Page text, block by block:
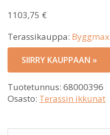
1103,75 €
Terassikauppa: Byggmax
SIIRRY KAUPPAAN »
Tuotetunnus: 68000396
Osasto: Terassin ikkunat